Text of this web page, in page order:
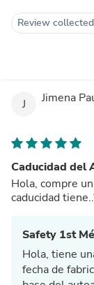
Review
J Jimena
Caducidad del
Hola, compre
caducidad
Safety 1st
Hola, tiene
fecha de